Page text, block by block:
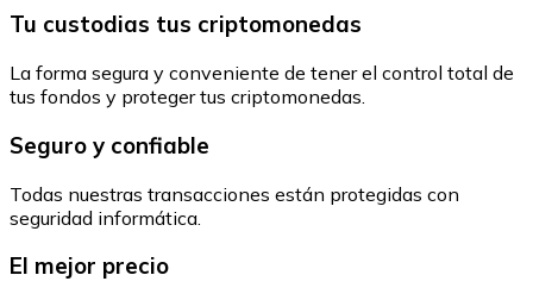
Tu custodias tus criptomonedas
La forma segura y conveniente de tener el control total de
tus fondos y proteger tus criptomonedas.
Seguro y confiable
Todas nuestras transacciones están protegidas con
seguridad informática.
El mejor precio